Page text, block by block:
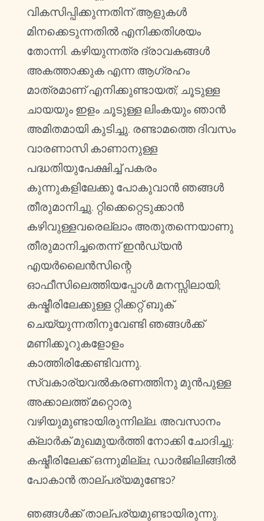
വികസിപ്പിക്കുന്നതിന് ആളുകൾ
മിനക്കെടുന്നതിൽ എനിക്കതിശയം
തോന്നി. കഴിയുന്നത്ര ദ്രാവകങ്ങൾ
അകത്താക്കുക എന്ന ആഗ്രഹം
മാത്രമാണ് എനിക്കുണ്ടായത്; ചൂടുള്ള
ചായയും ഇളം ചൂടുള്ള ലിംകയും ഞാൻ
അമിതമായി കുടിച്ചു. രണ്ടാമത്തെ ദിവസം
വാരണാസി കാണാനുള്ള
പദ്ധതിയുപേക്ഷിച്ച് പകരം
കുന്നുകളിലേക്കു പോകുവാൻ ഞങ്ങൾ
തീരുമാനിച്ചു. റ്റിക്കെറ്റെടുക്കാൻ
കഴിവുള്ളവരെല്ലാം അതുതന്നെയാണു
തീരുമാനിച്ചതെന്ന് ഇൻഡ്യൻ
എയർലൈൻസിന്റെ
ഓഫീസിലെത്തിയപ്പോൾ മനസ്സിലായി;
കഷ്മീരിലേക്കുള്ള റ്റിക്കറ്റ് ബുക്
ചെയ്യുന്നതിനുവേണ്ടി ഞങ്ങൾക്ക്
മണിക്കൂറുകളോളം
കാത്തിരിക്കേണ്ടിവന്നു.
സ്വകാര്യവൽകരണത്തിനു മുൻപുള്ള
അക്കാലത്ത് മറ്റൊരു
വഴിയുമുണ്ടായിരുന്നില്ല. അവസാനം
ക്ലാർക് മുഖമുയർത്തി നോക്കി ചോദിച്ചു:
കഷ്മീരിലേക്ക് ഒന്നുമില്ല; ഡാർജിലിങ്ങിൽ
പോകാൻ താല്പര്യമുണ്ടോ?
ഞങ്ങൾക്ക് താല്പര്യമുണ്ടായിരുന്നു.